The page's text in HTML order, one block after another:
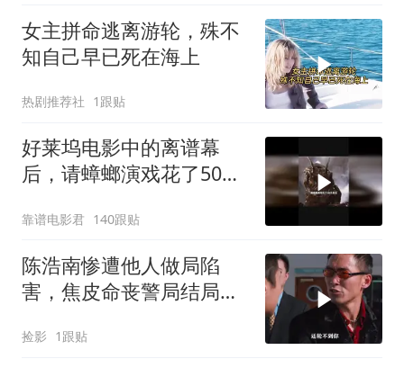
女主拼命逃离游轮，殊不
知自己早已死在海上
热剧推荐社 1跟贴
好莱坞电影中的离谱幕
后，请蟑螂演戏花了50万
靠谱电影君 140跟贴
陈浩南惨遭他人做局陷
害，焦皮命丧警局结局悲
谋
捡影 1跟贴